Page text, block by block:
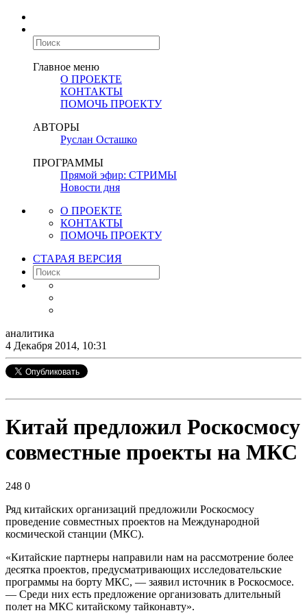
Главное меню
О ПРОЕКТЕ
КОНТАКТЫ
ПОМОЧЬ ПРОЕКТУ
АВТОРЫ
Руслан Осташко
ПРОГРАММЫ
Прямой эфир: СТРИМЫ
Новости дня
О ПРОЕКТЕ
КОНТАКТЫ
ПОМОЧЬ ПРОЕКТУ
СТАРАЯ ВЕРСИЯ
аналитика
4 Декабря 2014, 10:31
Китай предложил Роскосмосу
совместные проекты на МКС
248 0
Ряд китайских организаций предложили Роскосмосу
проведение совместных проектов на Международной
космической станции (МКС).
«Китайские партнеры направили нам на рассмотрение более
десятка проектов, предусматривающих исследовательские
программы на борту МКС, — заявил источник в Роскосмосе.
— Среди них есть предложение организовать длительный
полет на МКС китайскому тайконавту».